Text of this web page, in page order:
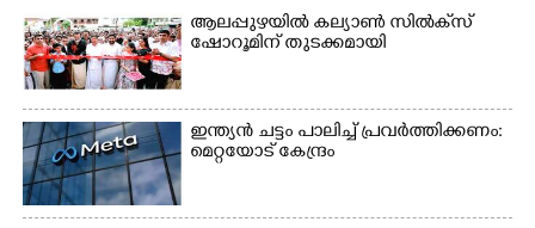
ആലപ്പുഴയിൽ കല്യാൺ സിൽക്‌സ്
ഷോറൂമിന് തുടക്കമായി
ഇന്ത്യൻ ചട്ടം പാലിച്ച് പ്രവർത്തിക്കണം:
മെറ്റയോട് കേന്ദ്രം